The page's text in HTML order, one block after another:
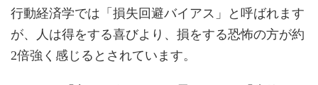
行動経済学では「損失回避バイアス」と呼ばれます
が、人は得をする喜びより、損をする恐怖の方が約
2倍強く感じるとされています。